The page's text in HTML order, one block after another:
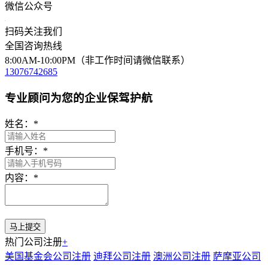
微信公众号
扫码关注我们
全国咨询热线
8:00AM-10:00PM（非工作时间请微信联系）
13076742685
专业顾问为您的企业保驾护航
姓名： *
手机号： *
内容： *
热门公司注册+
美国基金会公司注册 迪拜公司注册 澳洲公司注册 萨摩亚公司